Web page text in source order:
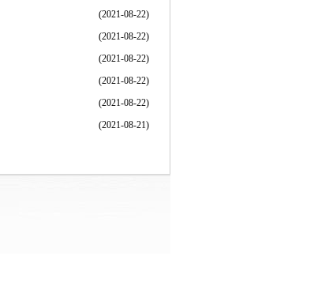
(2021-08-22)
(2021-08-22)
(2021-08-22)
(2021-08-22)
(2021-08-22)
(2021-08-21)